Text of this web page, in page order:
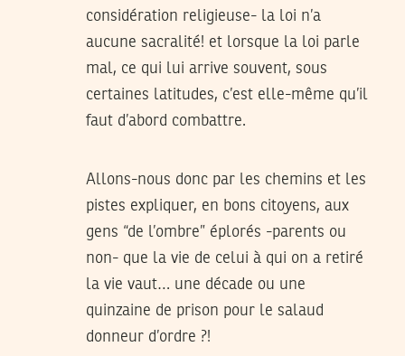
considération religieuse- la loi n’a
aucune sacralité! et lorsque la loi parle
mal, ce qui lui arrive souvent, sous
certaines latitudes, c’est elle-même qu’il
faut d’abord combattre.
Allons-nous donc par les chemins et les
pistes expliquer, en bons citoyens, aux
gens “de l’ombre” éplorés -parents ou
non- que la vie de celui à qui on a retiré
la vie vaut… une décade ou une
quinzaine de prison pour le salaud
donneur d’ordre ?!